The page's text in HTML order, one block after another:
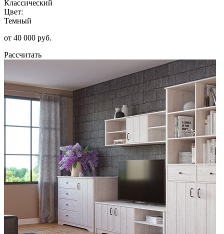
Классический
Цвет:
Темный
от 40 000 руб.
Рассчитать